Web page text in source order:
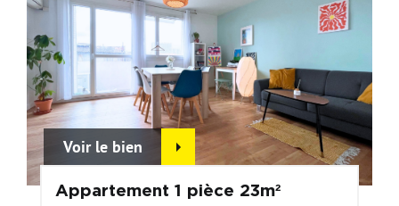
Voir le bien
Appartement 1 pièce 23m²